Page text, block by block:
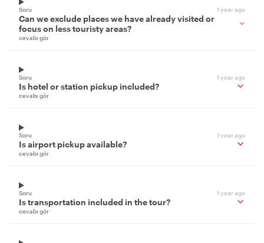
Soru 1 year ago
Can we exclude places we have already visited or
focus on less touristy areas?
cevabı gör
Soru 1 year ago
Is hotel or station pickup included?
cevabı gör
Soru 1 year ago
Is airport pickup available?
cevabı gör
Soru 1 year ago
Is transportation included in the tour?
cevabı gör